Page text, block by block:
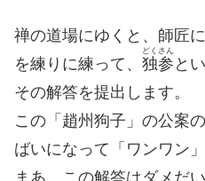
禅の道場にゆくと、師匠
を練りに練って、 独参
どくさん
と
その解答を提出します。
この「趙州狗子」の公案
ばいになって「ワンワン
まあ、この解答はダメだ